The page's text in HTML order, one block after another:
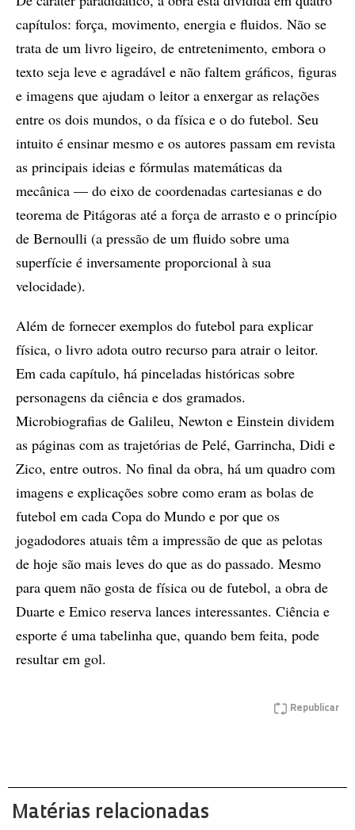
capítulos: força, movimento, energia e fluidos. Não se
trata de um livro ligeiro, de entretenimento, embora o
texto seja leve e agradável e não faltem gráficos, figuras
e imagens que ajudam o leitor a enxergar as relações
entre os dois mundos, o da física e o do futebol. Seu
intuito é ensinar mesmo e os autores passam em revista
as principais ideias e fórmulas matemáticas da
mecânica — do eixo de coordenadas cartesianas e do
teorema de Pitágoras até a força de arrasto e o princípio
de Bernoulli (a pressão de um fluido sobre uma
superfície é inversamente proporcional à sua
velocidade).
Além de fornecer exemplos do futebol para explicar
física, o livro adota outro recurso para atrair o leitor.
Em cada capítulo, há pinceladas históricas sobre
personagens da ciência e dos gramados.
Microbiografias de Galileu, Newton e Einstein dividem
as páginas com as trajetórias de Pelé, Garrincha, Didi e
Zico, entre outros. No final da obra, há um quadro com
imagens e explicações sobre como eram as bolas de
futebol em cada Copa do Mundo e por que os
jogadodores atuais têm a impressão de que as pelotas
de hoje são mais leves do que as do passado. Mesmo
para quem não gosta de física ou de futebol, a obra de
Duarte e Emico reserva lances interessantes. Ciência e
esporte é uma tabelinha que, quando bem feita, pode
resultar em gol.
Republicar